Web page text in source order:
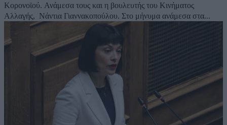
Κορονοϊού. Ανάμεσα τους και η βουλευτής του Κινήματος
Αλλαγής, Νάντια Γιαννακοπούλου. Στο μήνυμα ανάμεσα στα...